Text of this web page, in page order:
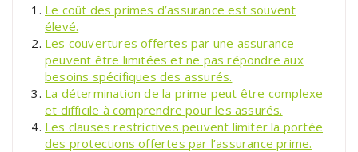
Le coût des primes d’assurance est souvent
élevé.
Les couvertures offertes par une assurance
peuvent être limitées et ne pas répondre aux
besoins spécifiques des assurés.
La détermination de la prime peut être complexe
et difficile à comprendre pour les assurés.
Les clauses restrictives peuvent limiter la portée
des protections offertes par l’assurance prime.